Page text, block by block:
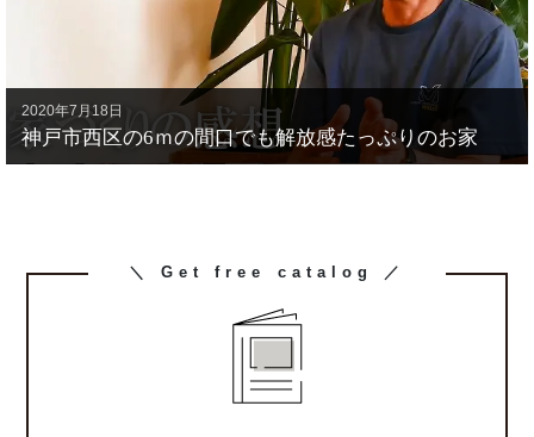
2020年7月18日
神戸市西区の6ｍの間口でも解放感たっぷりのお家
カ
＼ Get free catalog ／